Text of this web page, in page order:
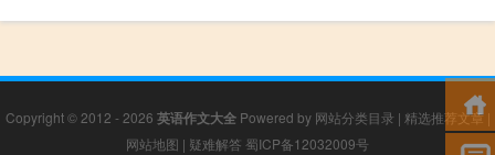
Copyright © 2012 - 2026 英语作文大全Powered by 网站分类目录 | 精选推荐文章|
网站地图 | 疑难解答 蜀ICP备12032009号